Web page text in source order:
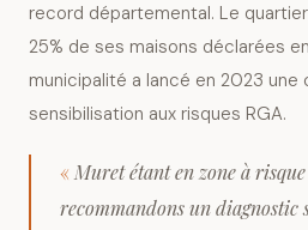
record départemental. Le
25% de ses maisons déclarées
municipalité a lancé en 2023 une
sensibilisation aux risques RGA.
« Muret étant en zone à
recommandons un diagnostic